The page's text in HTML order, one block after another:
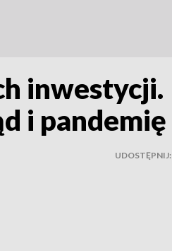
inwestycji.
i pandemię
UDOSTĘPNIJ: